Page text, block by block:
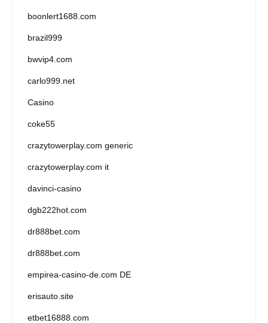
boonlert1688.com
brazil999
bwvip4.com
carlo999.net
Casino
coke55
crazytowerplay.com generic
crazytowerplay.com it
davinci-casino
dgb222hot.com
dr888bet.com
dr888bet.com
empirea-casino-de.com DE
erisauto.site
etbet16888.com